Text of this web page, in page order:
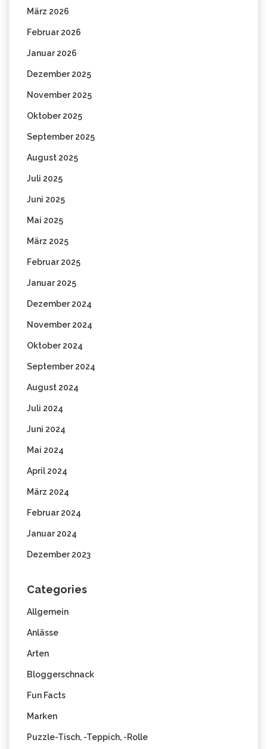
März 2026
Februar 2026
Januar 2026
Dezember 2025
November 2025
Oktober 2025
September 2025
August 2025
Juli 2025
Juni 2025
Mai 2025
März 2025
Februar 2025
Januar 2025
Dezember 2024
November 2024
Oktober 2024
September 2024
August 2024
Juli 2024
Juni 2024
Mai 2024
April 2024
März 2024
Februar 2024
Januar 2024
Dezember 2023
Categories
Allgemein
Anlässe
Arten
Bloggerschnack
Fun Facts
Marken
Puzzle-Tisch, -Teppich, -Rolle